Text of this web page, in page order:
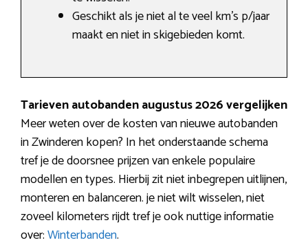
Geschikt als je niet al te veel km’s p/jaar
maakt en niet in skigebieden komt.
Tarieven autobanden augustus 2026 vergelijken
Meer weten over de kosten van nieuwe autobanden
in Zwinderen kopen? In het onderstaande schema
tref je de doorsnee prijzen van enkele populaire
modellen en types. Hierbij zit niet inbegrepen uitlijnen,
monteren en balanceren. je niet wilt wisselen, niet
zoveel kilometers rijdt tref je ook nuttige informatie
over:Winterbanden.